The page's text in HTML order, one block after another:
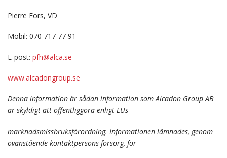
Pierre Fors, VD
Mobil: 070 717 77 91
E-post: pfh@alca.se
www.alcadongroup.se
Denna information är sådan information som Alcadon Group AB
är skyldigt att offentliggöra enligt EUs
marknadsmissbruksförordning. Informationen lämnades, genom
ovanstående kontaktpersons försorg, för